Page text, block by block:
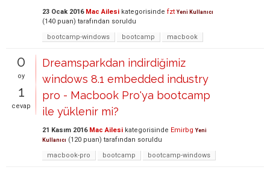
23 Ocak 2016 Mac Ailesi kategorisinde fzt Yeni Kullanıcı
(140 puan) tarafından soruldu
bootcamp-windows
bootcamp macbook
0
oy
1
cevap
Dreamsparkdan indirdiğimiz
windows 8.1 embedded industry
pro - Macbook Pro'ya bootcamp
ile yüklenir mi?
21 Kasım 2016 Mac Ailesi kategorisinde Emirbg Yeni
Kullanıcı (120 puan) tarafından soruldu
macbook-pro
bootcamp bootcamp-windows